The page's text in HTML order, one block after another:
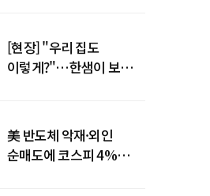
[현장] "우리 집도
이렇게?"…한샘이 보여준
美 반도체 악재·외인
순매도에 코스피 4%